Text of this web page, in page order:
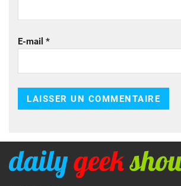
E-mail *